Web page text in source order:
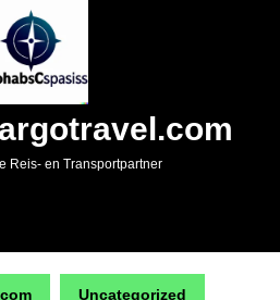
Reis- en Transportpartner
Uncategorized